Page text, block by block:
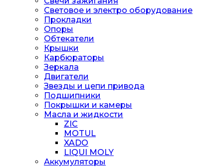
Световое и электро оборудование
Прокладки
Опоры
Обтекатели
Крышки
Карбюраторы
Зеркала
Двигатели
Звезды и цепи привода
Подшипники
Покрышки и камеры
Масла и жидкости
ZIC
MOTUL
XADO
LIQUI MOLY
Аккумуляторы